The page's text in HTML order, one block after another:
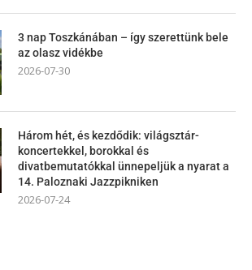
3 nap Toszkánában – így szerettünk bele
az olasz vidékbe
2026-07-30
Három hét, és kezdődik: világsztár-
koncertekkel, borokkal és
divatbemutatókkal ünnepeljük a nyarat a
14. Paloznaki Jazzpikniken
2026-07-24